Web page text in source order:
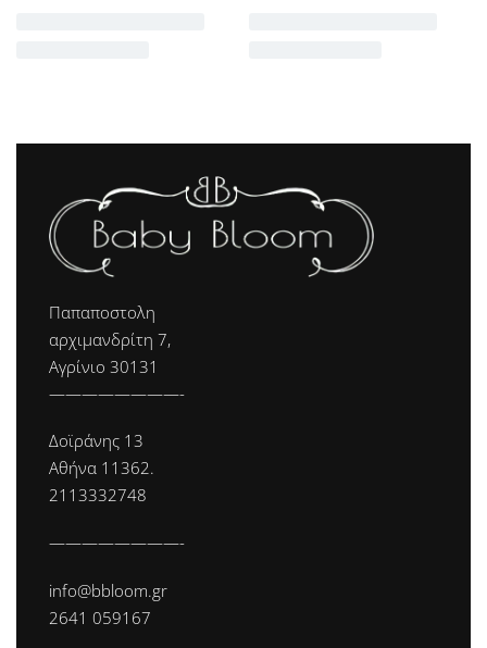
Παπαποστολη
αρχιμανδρίτη 7,
Αγρίνιο 30131
————————-
Δοϊράνης 13
Αθήνα 11362.
2113332748
————————-
info@bbloom.gr
2641 059167